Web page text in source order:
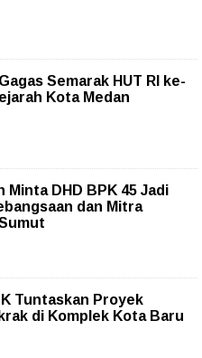
Semarak HUT RI ke-
Kota Medan
Minta DHD BPK 45 Jadi
dan Mitra
Tuntaskan Proyek
di Komplek Kota Baru